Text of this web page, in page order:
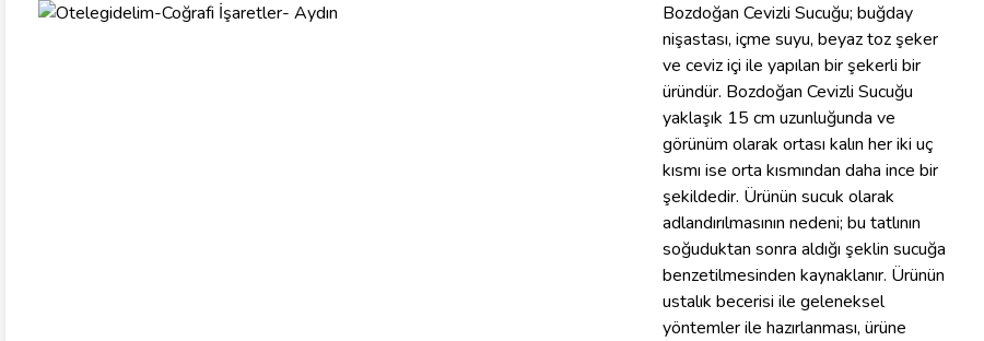
Bozdoğan Cevizli Sucuğu; buğday
nişastası, içme suyu, beyaz toz şeker
ve ceviz içi ile yapılan bir şekerli bir
üründür. Bozdoğan Cevizli Sucuğu
yaklaşık 15 cm uzunluğunda ve
görünüm olarak ortası kalın her iki uç
kısmı ise orta kısmından daha ince bir
şekildedir. Ürünün sucuk olarak
adlandırılmasının nedeni; bu tatlının
soğuduktan sonra aldığı şeklin sucuğa
benzetilmesinden kaynaklanır. Ürünün
ustalık becerisi ile geleneksel
yöntemler ile hazırlanması, ürüne